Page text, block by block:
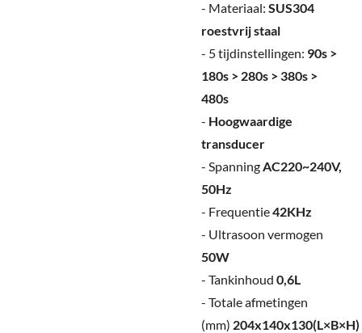
- Materiaal: SUS304
roestvrij staal
- 5 tijdinstellingen: 90s >
180s > 280s > 380s >
480s
- Hoogwaardige
transducer
- SpanningAC220~240V,
50Hz
- Frequentie42KHz
- Ultrasoon vermogen
50W
- Tankinhoud 0,6L
- Totale afmetingen
(mm) 204x140x130(L×B×H)